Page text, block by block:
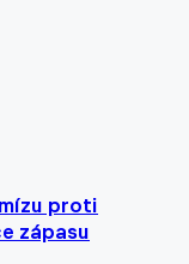
proti
zápasu